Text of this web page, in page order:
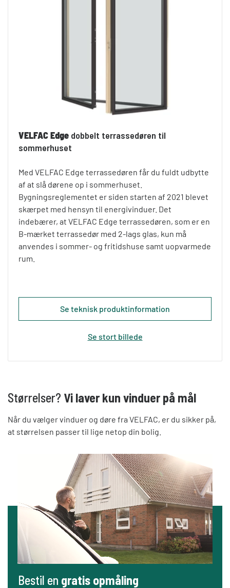
VELFAC Edge dobbelt terrassedøren til
sommerhuset
Med VELFAC Edge terrassedøren får du fuldt udbytte
af at slå dørene op i sommerhuset.
Bygningsreglementet er siden starten af 2021 blevet
skærpet med hensyn til energivinduer. Det
indebærer, at VELFAC Edge terrassedøren, som er en
B-mærket terrassedør med 2-lags glas, kun må
anvendes i sommer- og fritidshuse samt uopvarmede
rum.
Se teknisk produktinformation
Se stort billede
Størrelser? Vi laver kun vinduer på mål
Når du vælger vinduer og døre fra VELFAC, er du sikker på,
at størrelsen passer til lige netop din bolig.
Bestil en gratis opmåling